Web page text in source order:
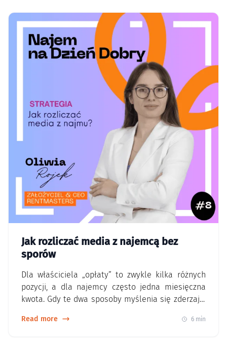
właśnie proces decyduje, czy wynajem jest…
Jak rozliczać media z najemcą bez
sporów
Dla właściciela „opłaty” to zwykle kilka różnych
pozycji, a dla najemcy często jedna miesięczna
kwota. Gdy te dwa sposoby myślenia się zderzają,
zmienne i kto za co odpowiada. Najczęstszy
Read more 6 min